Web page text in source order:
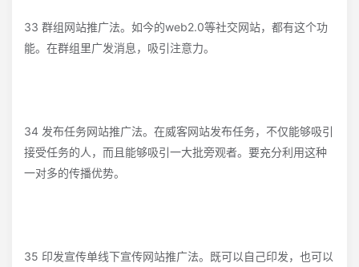
33 群组网站推广法。如今的web2.0等社交网站，都有这个功
能。在群组里广发消息，吸引注意力。
34 发布任务网站推广法。在威客网站发布任务，不仅能够吸引
接受任务的人，而且能够吸引一大批旁观者。要充分利用这种
一对多的传播优势。
35 印发宣传单线下宣传网站推广法。既可以自己印发，也可以